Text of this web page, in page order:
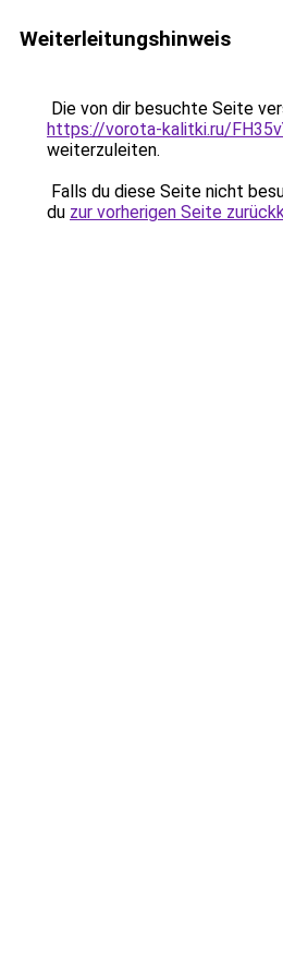
Weiterleitungshinweis
Die von dir besuchte Seite
https://vorota-kalitki.ru/
weiterzuleiten.
Falls du diese Seite nicht
du zur vorherigen Seite